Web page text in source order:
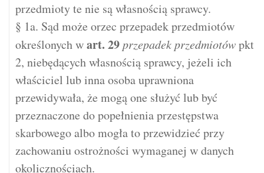
przedmioty te nie są własnością sprawcy.
§ 1a. Sąd może orzec przepadek przedmiotów
określonych wart. 29 przepadek przedmiotówpkt
2, niebędących własnością sprawcy, jeżeli ich
właściciel lub inna osoba uprawniona
przewidywała, że mogą one służyć lub być
przeznaczone do popełnienia przestępstwa
skarbowego albo mogła to przewidzieć przy
zachowaniu ostrożności wymaganej w danych
okolicznościach.